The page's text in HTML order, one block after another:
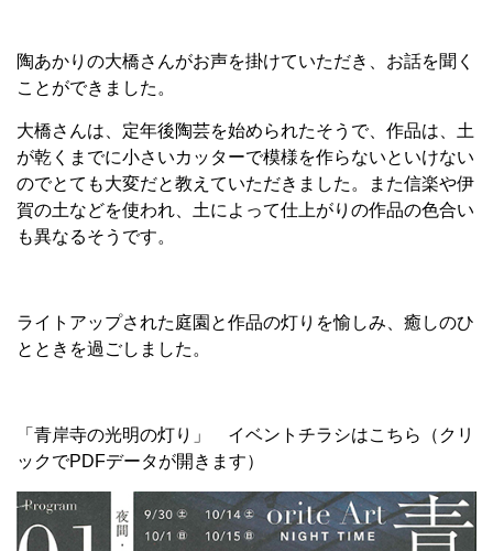
陶あかりの大橋さんがお声を掛けていただき、お話を聞く
ことができました。
大橋さんは、定年後陶芸を始められたそうで、作品は、土
が乾くまでに小さいカッターで模様を作らないといけない
のでとても大変だと教えていただきました。また信楽や伊
賀の土などを使われ、土によって仕上がりの作品の色合い
も異なるそうです。
ライトアップされた庭園と作品の灯りを愉しみ、癒しのひ
とときを過ごしました。
「青岸寺の光明の灯り」 イベントチラシはこちら（クリ
ックでPDFデータが開きます）